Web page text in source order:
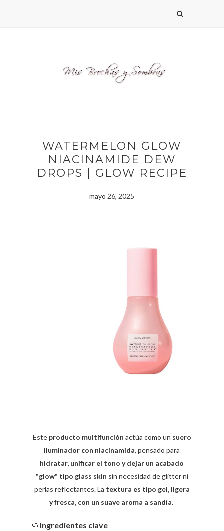
WATERMELON GLOW
NIACINAMIDE DEW
DROPS | GLOW RECIPE
mayo 26, 2025
Este producto multifunción actúa como un suero
iluminador con niacinamida, pensado para
hidratar, unificar el tono y dejar un acabado
"glow" tipo glass skin sin necesidad de glitter ni
perlas reflectantes. La textura es tipo gel, ligera
y fresca, con un suave aroma a sandía.
🍉Ingredientes clave